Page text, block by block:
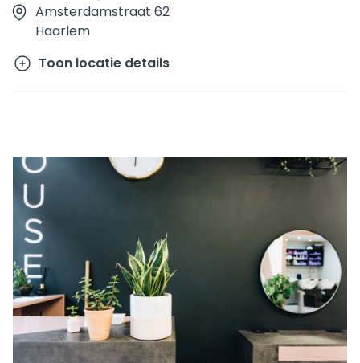
Amsterdamstraat 62
Haarlem
Toon locatie details